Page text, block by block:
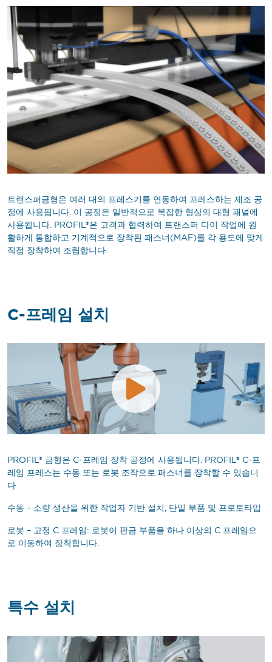
트랜스퍼금형은 여러 대의 프레스기를 연동하여 프레스하는 제조 공
정에 사용됩니다. 이 공정은 일반적으로 복잡한 형상의 대형 패널에
사용됩니다. PROFIL®은 고객과 협력하여 트랜스퍼 다이 작업에 원
활하게 통합하고 기계적으로 장착된 패스너(MAF)를 각 용도에 맞게
직접 장착하여 조립합니다.
PROFIL® 금형은 C-프레임 장착 공정에 사용됩니다. PROFIL® C-프
레임 프레스는 수동 또는 로봇 조작으로 패스너를 장착할 수 있습니
다.
수동 – 소량 생산을 위한 작업자 기반 설치, 단일 부품 및 프로토타입
로봇 – 고정 C 프레임: 로봇이 판금 부품을 하나 이상의 C 프레임으
로 이동하여 장착합니다.
C-프레임 설치
특수 설치